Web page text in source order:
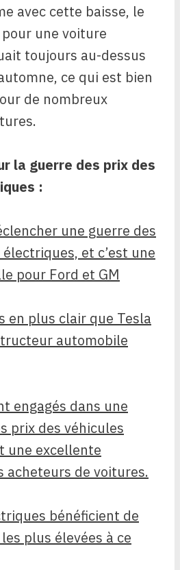
avec cette baisse, le
une voiture
toujours au-dessus
ce qui est bien
de nombreux
la guerre des prix des
:
une guerre des
et c’est une
pour Ford et GM
en plus clair que Tesla
automobile
engagés dans une
prix des véhicules
une excellente
acheteurs de voitures.
bénéficient de
plus élevées à ce